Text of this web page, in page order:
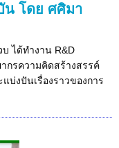
น โดย ศศิมา
ได้ทำงาน R&D
กรความคิดสร้างสรรค์
งปันเรื่องราวของการ